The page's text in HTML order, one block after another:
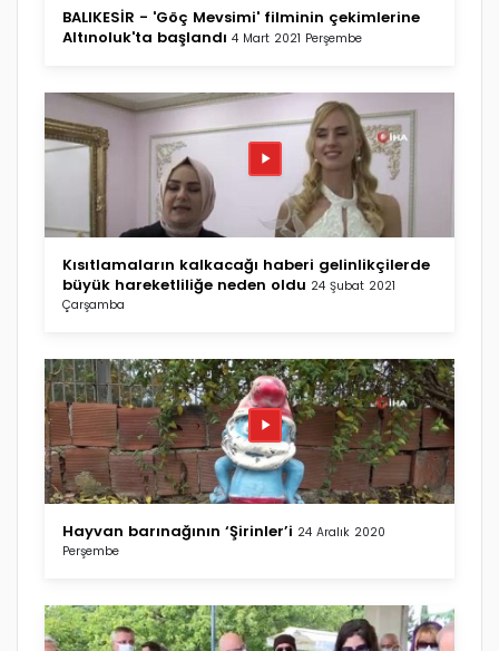
BALIKESİR - 'Göç Mevsimi' filminin çekimlerine
Altınoluk'ta başlandı 4 Mart 2021 Perşembe
Kısıtlamaların kalkacağı haberi gelinlikçilerde
büyük hareketliliğe neden oldu 24 Şubat 2021
Çarşamba
Hayvan barınağının ‘Şirinler’i 24 Aralık 2020
Perşembe